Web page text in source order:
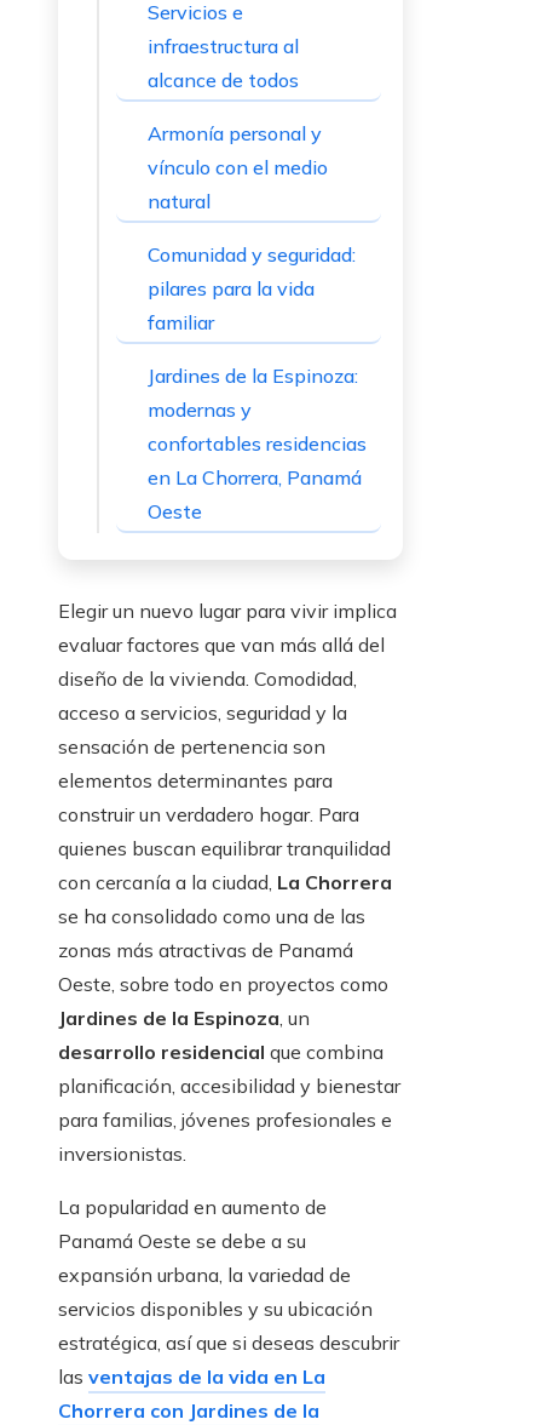
Servicios e
infraestructura al
alcance de todos
Armonía personal y
vínculo con el medio
natural
Comunidad y seguridad:
pilares para la vida
familiar
Jardines de la Espinoza:
modernas y
confortables residencias
en La Chorrera, Panamá
Oeste
Elegir un nuevo lugar para vivir implica
evaluar factores que van más allá del
diseño de la vivienda. Comodidad,
acceso a servicios, seguridad y la
sensación de pertenencia son
elementos determinantes para
construir un verdadero hogar. Para
quienes buscan equilibrar tranquilidad
con cercanía a la ciudad, La Chorrera
se ha consolidado como una de las
zonas más atractivas de Panamá
Oeste, sobre todo en proyectos como
Jardines de la Espinoza, un
desarrollo residencial que combina
planificación, accesibilidad y bienestar
para familias, jóvenes profesionales e
inversionistas.
La popularidad en aumento de
Panamá Oeste se debe a su
expansión urbana, la variedad de
servicios disponibles y su ubicación
estratégica, así que si deseas descubrir
las ventajas de la vida en La
Chorrera con Jardines de la